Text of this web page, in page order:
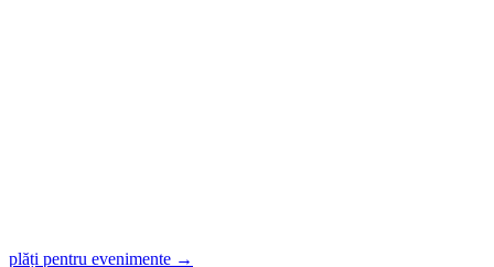
plăți pentru evenimente →